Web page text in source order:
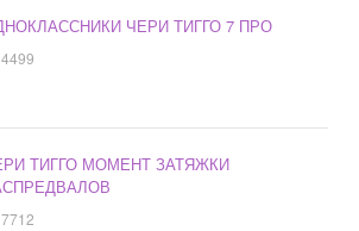
ЧЕРИ ТИГГО 7 ПРО
4499
ТИГГО МОМЕНТ ЗАТЯЖКИ
7712